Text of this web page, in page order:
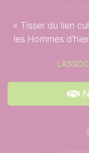
Tisser du lien
les Hommes